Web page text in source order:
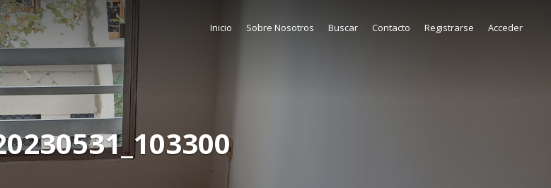
Registrarse Acceder
Inicio Sobre Nosotros Buscar Contacto